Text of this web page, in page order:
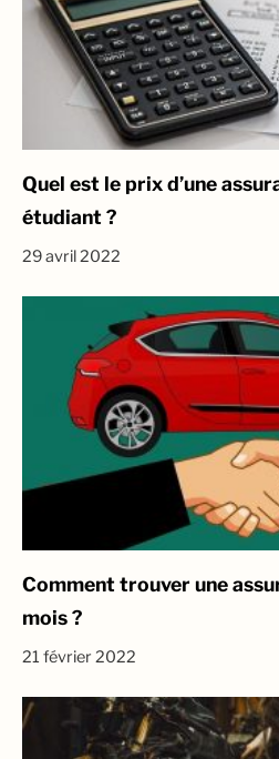
Quel est le prix d’une
étudiant ?
29 avril 2022
Comment trouver une
mois ?
21 février 2022